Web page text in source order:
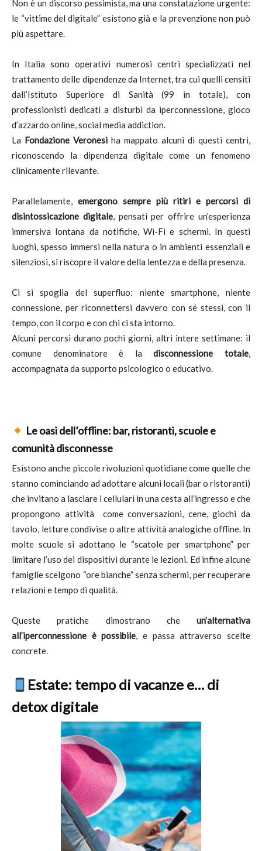
Non è un discorso pessimista, ma una constatazione urgente:
le “vittime del digitale” esistono già e la prevenzione non può
più aspettare.
In Italia sono operativi numerosi centri specializzati nel
trattamento delle dipendenze da Internet, tra cui quelli censiti
dall’Istituto Superiore di Sanità (99 in totale), con
professionisti dedicati a disturbi da iperconnessione, gioco
d’azzardo online, social media addiction.
La Fondazione Veronesi ha mappato alcuni di questi centri,
riconoscendo la dipendenza digitale come un fenomeno
clinicamente rilevante.
Parallelamente, emergono sempre più ritiri e percorsi di
disintossicazione digitale, pensati per offrire un’esperienza
immersiva lontana da notifiche, Wi-Fi e schermi. In questi
luoghi, spesso immersi nella natura o in ambienti essenziali e
silenziosi, si riscopre il valore della lentezza e della presenza.
Ci si spoglia del superfluo: niente smartphone, niente
connessione, per riconnettersi davvero con sé stessi, con il
tempo, con il corpo e con chi ci sta intorno.
Alcuni percorsi durano pochi giorni, altri intere settimane: il
comune denominatore è ladisconnessione totale,
accompagnata da supporto psicologico o educativo.
Le oasi dell’offline: bar, ristoranti, scuole e
comunità disconnesse
Esistono anche piccole rivoluzioni quotidiane come quelle che
stanno cominciando ad adottare alcuni locali (bar o ristoranti)
che invitano a lasciare i cellulari in una cesta all’ingresso e che
propongono attività come conversazioni, cene, giochi da
tavolo, letture condivise o altre attività analogiche offline. In
molte scuole si adottano le “scatole per smartphone” per
limitare l’uso dei dispositivi durante le lezioni. Ed infine alcune
famiglie scelgono “ore bianche” senza schermi, per recuperare
relazioni e tempo di qualità.
Queste pratiche dimostrano che un’alternativa
all’iperconnessione è possibile, e passa attraverso scelte
concrete.
Estate: tempo di vacanze e… di
detox digitale